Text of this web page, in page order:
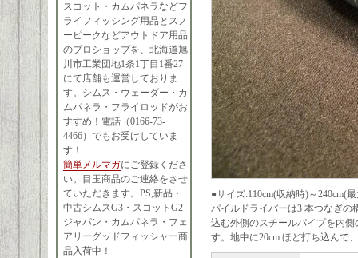
スコット・カムパネラなどフ
ライフィッシング用品とスノ
ーピークなどアウトドア用品
のプロショップを、北海道旭
川市工業団地1条1丁目1番27
にて店舗も運営しておりま
す。シムス・ウェーダー・カ
ムパネラ・フライロッドがお
すすめ！電話（0166-73-
4466）でもお受けしていま
す！
簡単メルマガにご登録くださ
い。目玉商品のご連絡をさせ
ていただきます。PS,新品・
中古シムスG3・スコットG2
ジャパン・カムパネラ・フェ
アリーグッドフィッシャー商
品入荷中！
●サイズ:110cm(収納時)～240cm(
パイルドライバーは3 本つなぎの
込む外側のスチールパイプを内
す。地中に20cm ほど打ち込んで